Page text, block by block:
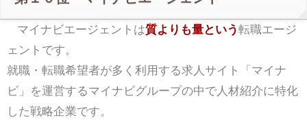
マイナビエージェントは質よりも量という転職エージ
ェントです。
就職・転職希望者が多く利用する求人サイト「マイナ
ビ」を運営するマイナビグループの中で人材紹介に特化
した戦略企業です。